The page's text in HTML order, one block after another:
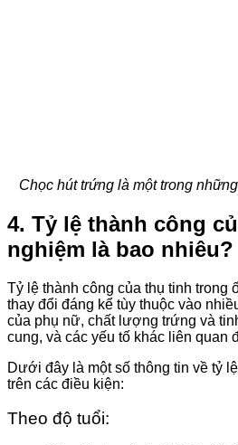
Chọc hút trứng là một trong
4. Tỷ lệ thành công
nghiệm là bao nhiêu?
Tỷ lệ thành công của thụ tinh trong
thay đổi đáng kể tùy thuộc vào
của phụ nữ, chất lượng trứng và
cung, và các yếu tố khác liên quan
Dưới đây là một số thông tin về tỷ
trên các điều kiện:
Theo độ tuổi: